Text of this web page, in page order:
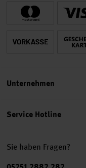
Service Hotline
Sie haben Fragen?
Unternehmen